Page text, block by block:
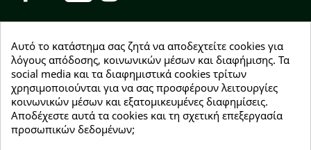
NEWSLETTER
Εγγραφείτε δωρεάν και θα είστε οι πρώτοι που θα
λάβετε τα νέα μας γύρω από προσφορές, εκπτώσεις
και νέα προϊόντα.
Αυτό το κατάστημα σας ζητά να αποδεχτείτε cookies για
λόγους απόδοσης, κοινωνικών μέσων και διαφήμισης. Τα
social media και τα διαφημιστικά cookies τρίτων
χρησιμοποιούνται για να σας προσφέρουν λειτουργίες
κοινωνικών μέσων και εξατομικευμένες διαφημίσεις.
Αποδέχεστε αυτά τα cookies και τη σχετική επεξεργασία
προσωπικών δεδομένων;